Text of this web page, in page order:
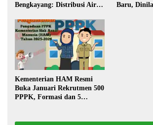
Bengkayang: Distribusi Air
Warga
Baru,
Kementerian HAM Resmi
Buka Januari Rekrutmen 500
PPPK, Formasi dan 5